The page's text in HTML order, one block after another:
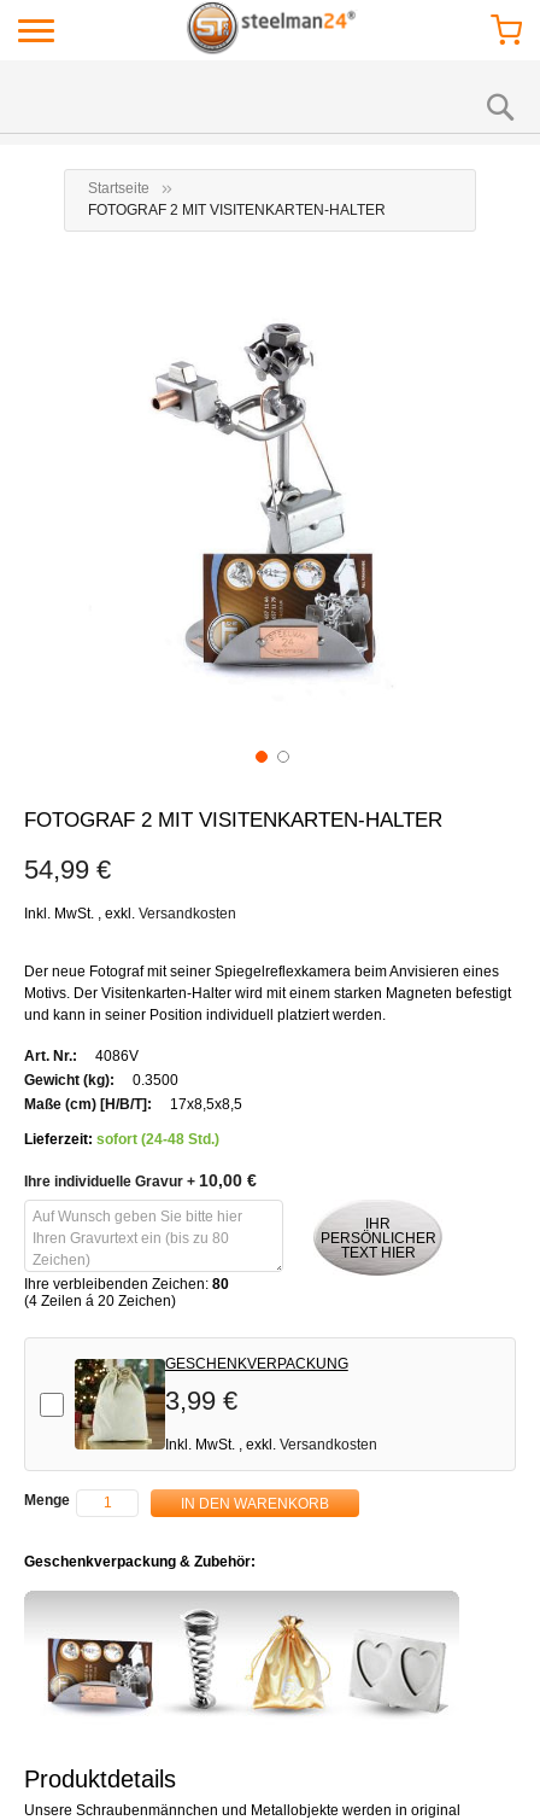
Startseite
FOTOGRAF 2 MIT VISITENKARTEN-HALTER
FOTOGRAF 2 MIT VISITENKARTEN-HALTER
54,99 €
Inkl. MwSt. exkl. Versandkosten
Der neue Fotograf mit seiner Spiegelreflexkamera beim Anvisieren eines
Motivs. Der Visitenkarten-Halter wird mit einem starken Magneten befestigt
und kann in seiner Position individuell platziert werden.
Weitere
Informationen
4086V
0.3500
17x8,5x8,5
Lieferzeit: sofort (24-48 Std.)
Ihre individuelle Gravur + 10,00 €
IHR
PERSÖNLICHER
TEXT HIER
Ihre verbleibenden Zeichen: 80
(4 Zeilen á 20 Zeichen)
Add-on
GESCHENKVERPACKUNG
3,99 €
Inkl. MwSt. , exkl. Versandkosten
Menge IN DEN WARENKORB
Geschenkverpackung & Zubehör:
Produktdetails
Unsere Schraubenmännchen und Metallobjekte werden in original